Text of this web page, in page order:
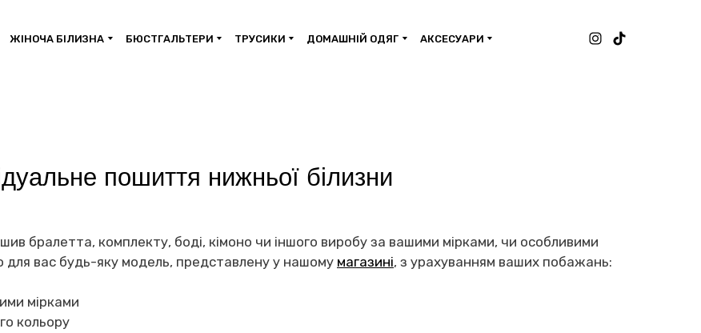
ЖІНОЧА БІЛИЗНА БЮСТГАЛЬТЕРИ ТРУСИКИ ДОМАШНІЙ ОДЯГ АКСЕСУАРИ
пошиття нижньої білизни
бралетта, комплекту, боді, кімоно чи іншого виробу за вашими мірками, чи особливими
вас будь-яку модель, представлену у нашому магазині, з урахуванням ваших побажань:
мірками
кольору